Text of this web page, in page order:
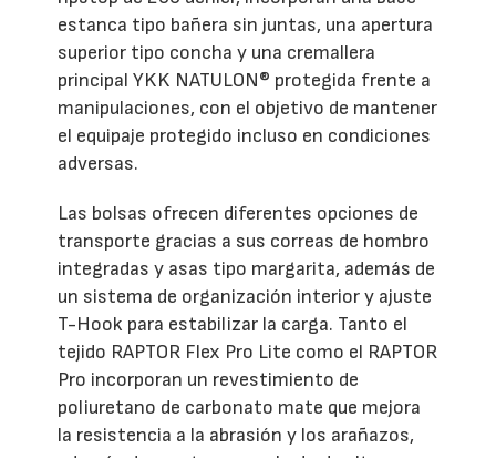
estanca tipo bañera sin juntas, una apertura
superior tipo concha y una cremallera
principal YKK NATULON® protegida frente a
manipulaciones, con el objetivo de mantener
el equipaje protegido incluso en condiciones
adversas.
Las bolsas ofrecen diferentes opciones de
transporte gracias a sus correas de hombro
integradas y asas tipo margarita, además de
un sistema de organización interior y ajuste
T-Hook para estabilizar la carga. Tanto el
tejido RAPTOR Flex Pro Lite como el RAPTOR
Pro incorporan un revestimiento de
poliuretano de carbonato mate que mejora
la resistencia a la abrasión y los arañazos,